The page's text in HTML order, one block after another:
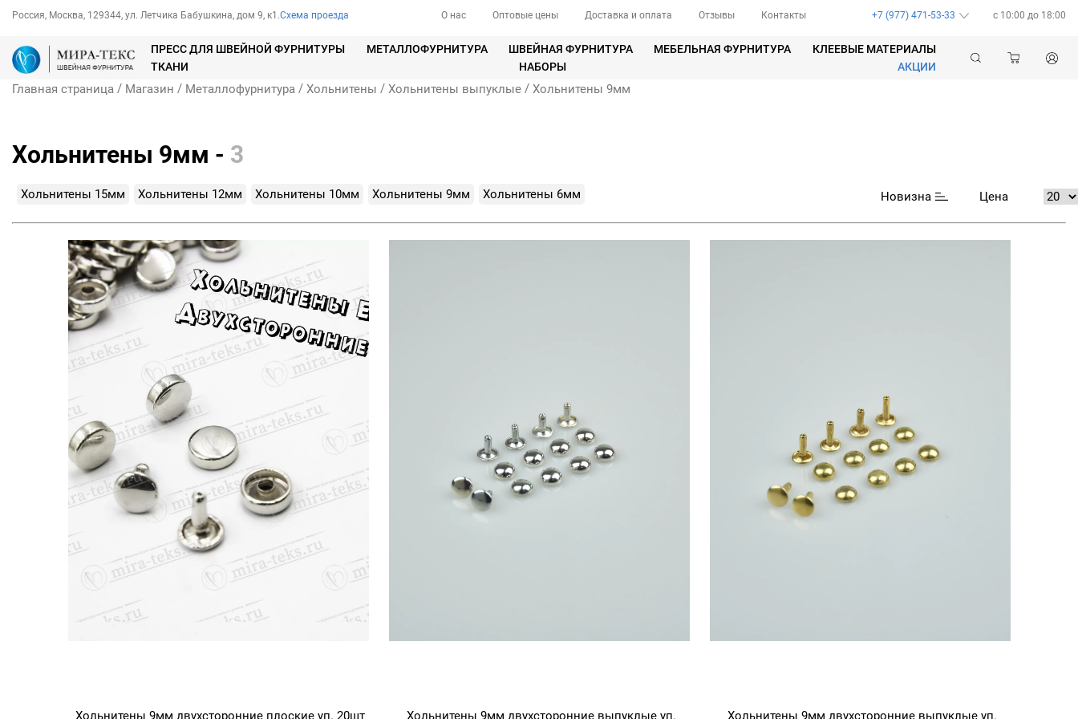
Россия, Москва, 129344, ул. Летчика Бабушкина, дом 9, к1.Схема проезда О нас Оптовые цены Доставка и оплата Отзывы Контакты +7 (977) 471-53-33 c 10:00 до 18:00
ПРЕСС ДЛЯ ШВЕЙНОЙ ФУРНИТУРЫ МЕТАЛЛОФУРНИТУРА ШВЕЙНАЯ ФУРНИТУРА МЕБЕЛЬНАЯ ФУРНИТУРА
КЛЕЕВЫЕ МАТЕРИАЛЫ
ТКАНИ
НАБОРЫ АКЦИИ
Главная страница / Магазин / Металлофурнитура / Хольнитены / Хольнитены выпуклые / Хольнитены 9мм
Хольнитены 9мм - 3
Хольнитены 15мм Хольнитены 12мм Хольнитены 10мм Хольнитены 9мм Хольнитены 6мм Новизна Цена
Хольнитены 9мм двухсторонние плоские уп. 20шт
Хольнитены 9мм двухсторонние выпуклые уп.
Хольнитены 9мм двухсторонние выпуклые уп.